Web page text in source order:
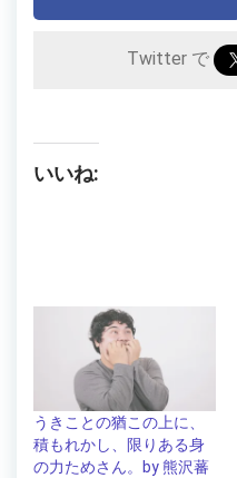
Twitter で
いいね:
うきことの猶この上に、
積もれかし、限りある身
の力ためさん。by 熊沢蕃